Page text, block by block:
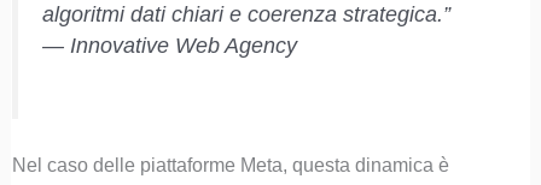
algoritmi dati chiari e coerenza strategica.”
— Innovative Web Agency
Nel caso delle piattaforme Meta, questa dinamica è